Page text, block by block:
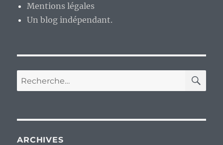
Mentions légales
Un blog indépendant.
Recherche
pour :
ARCHIVES